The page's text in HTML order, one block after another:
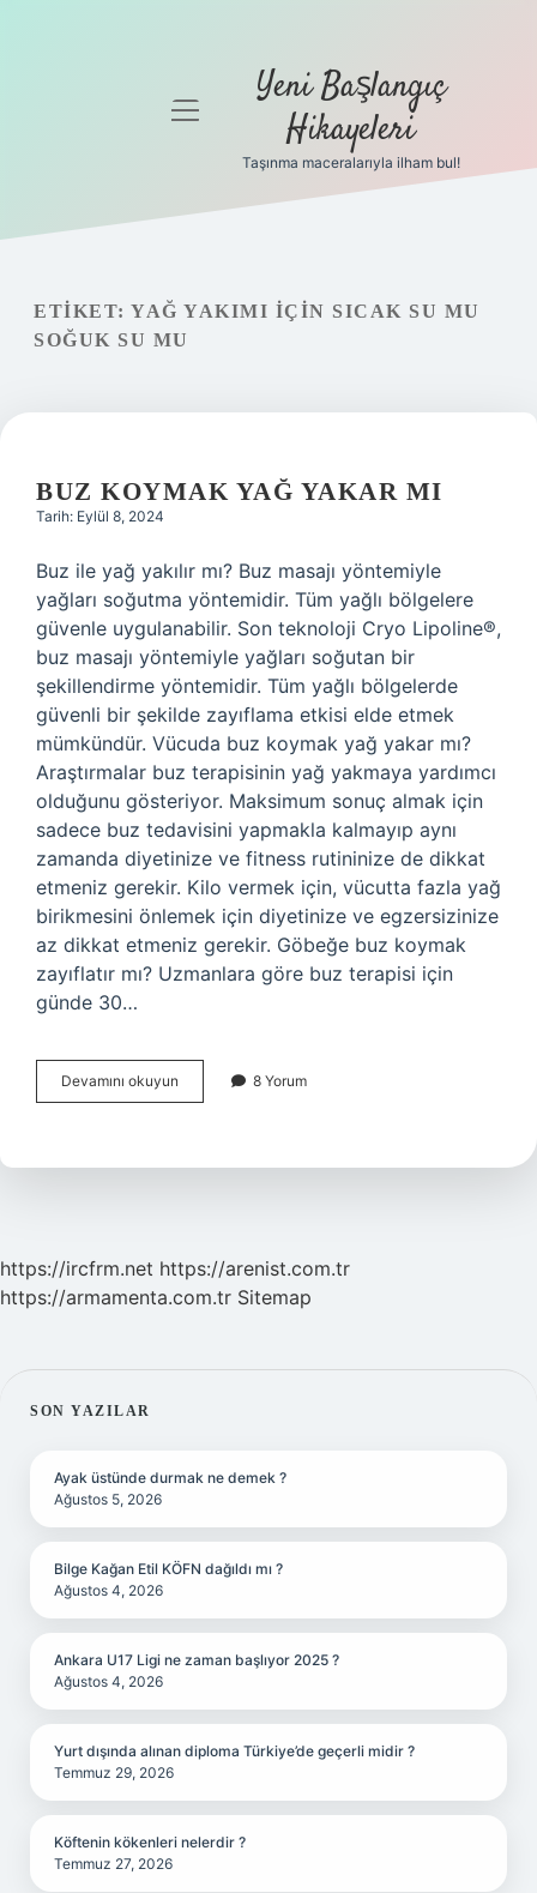
Gizlilik
Yasal Uyarı
menüyü
Yeni Başlangıç
Hikayeleri
Taşınma maceralarıyla ilham bul!
ETIKET: YAĞ YAKIMI IÇIN SICAK SU MU
SOĞUK SU MU
BUZ KOYMAK YAĞ YAKAR MI
Tarih: Eylül 8, 2024
Buz ile yağ yakılır mı? Buz masajı yöntemiyle
yağları soğutma yöntemidir. Tüm yağlı bölgelere
güvenle uygulanabilir. Son teknoloji Cryo Lipoline®,
buz masajı yöntemiyle yağları soğutan bir
şekillendirme yöntemidir. Tüm yağlı bölgelerde
güvenli bir şekilde zayıflama etkisi elde etmek
mümkündür. Vücuda buz koymak yağ yakar mı?
Araştırmalar buz terapisinin yağ yakmaya yardımcı
olduğunu gösteriyor. Maksimum sonuç almak için
sadece buz tedavisini yapmakla kalmayıp aynı
zamanda diyetinize ve fitness rutininize de dikkat
etmeniz gerekir. Kilo vermek için, vücutta fazla yağ
birikmesini önlemek için diyetinize ve egzersizinize
az dikkat etmeniz gerekir. Göbeğe buz koymak
zayıflatır mı? Uzmanlara göre buz terapisi için
günde 30…
Devamını okuyun
Koymak
Mı
8 Yorum
https://ircfrm.net https://arenist.com.tr
https://armamenta.com.tr Sitemap
SIDEBAR
SON YAZILAR
Ayak üstünde durmak ne demek ?
Ağustos 5, 2026
Bilge Kağan Etil KÖFN dağıldı mı ?
Ağustos 4, 2026
Ankara U17 Ligi ne zaman başlıyor 2025 ?
Ağustos 4, 2026
Yurt dışında alınan diploma Türkiye’de geçerli midir ?
Temmuz 29, 2026
Köftenin kökenleri nelerdir ?
Temmuz 27, 2026